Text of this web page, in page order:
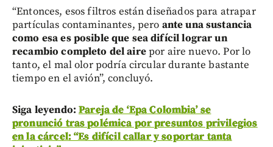
“Entonces, esos filtros están diseñados para atrapar
partículas contaminantes, pero ante una sustancia
como esa es posible que sea difícil lograr un
recambio completo del airepor aire nuevo. Por lo
tanto, el mal olor podría circular durante bastante
tiempo en el avión”, concluyó.
Siga leyendo:Pareja de ‘Epa Colombia’ se
pronunció tras polémica por presuntos privilegios
en la cárcel: “Es difícil callar y soportar tanta